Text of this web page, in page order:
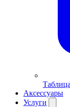
Аксессуары
Услуги